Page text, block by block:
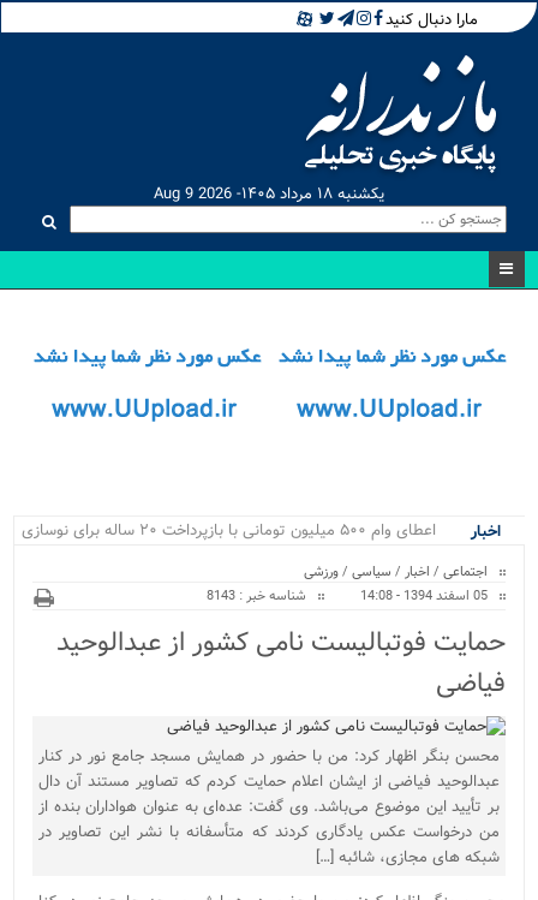
مارا دنبال کنید
یکشنبه ۱۸ مرداد ۱۴۰۵- Aug 9 2026
اخبار
اعطای وام ۵۰۰ میلیون تومانی با بازپرداخت ۲۰ ساله برای نوسازی
اجتماعی / اخبار / سیاسی /ورزشی
05 اسفند 1394 - 14:08
شناسه خبر : 8143
حمایت فوتبالیست نامی کشور از عبدالوحید
فیاضی
محسن بنگر اظهار کرد: من با حضور در همایش مسجد جامع نور در کنار
عبدالوحید فیاضی از ایشان اعلام حمایت کردم که تصاویر مستند آن دال
بر تأیید این موضوع می‌باشد. وی گفت: عده‌ای به عنوان هواداران بنده از
من درخواست عکس یادگاری کردند که متأسفانه با نشر این تصاویر در
شبکه های مجازی، شائبه […]